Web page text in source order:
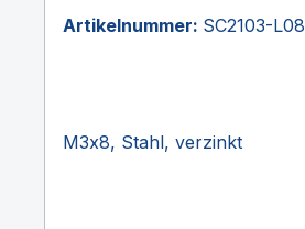
Artikelnummer: SC2103-L08
M3x8, Stahl, verzinkt